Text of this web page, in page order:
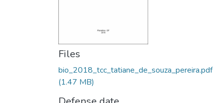
Files
bio_2018_tcc_tatiane_de_souza_pereira.pdf
(1.47 MB)